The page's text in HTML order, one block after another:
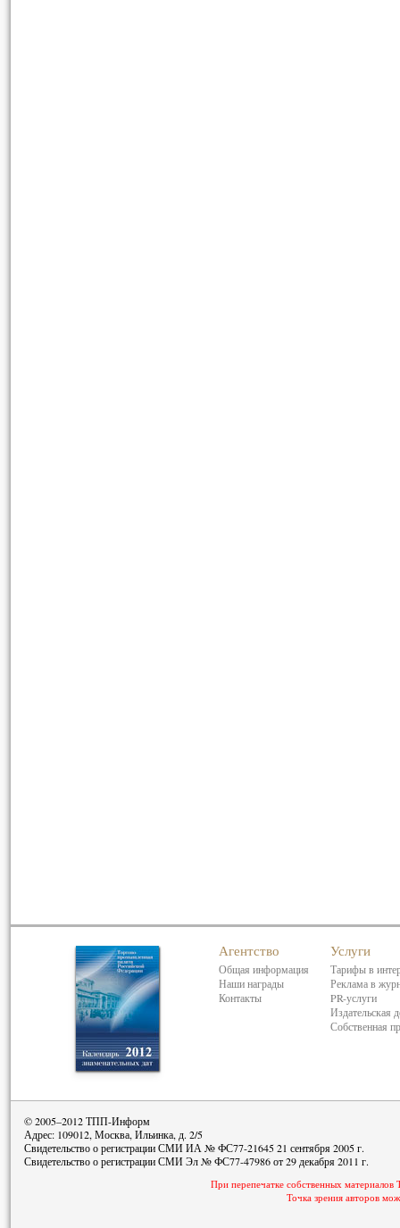
Агентство
Общая информация
Наши награды
Контакты
Услуги
Тарифы в
Реклама в
PR-услуги
Издательская
Собственная
© 2005–2012 ТПП-Информ
Адрес: 109012, Москва, Ильинка, д. 2/5
Свидетельство о регистрации СМИ ИА № ФС77-21645 21 сентября 2005 г.
Свидетельство о регистрации СМИ Эл № ФС77-47986 от 29 декабря 2011 г.
При перепечатке собственных
Точка зрения авторов